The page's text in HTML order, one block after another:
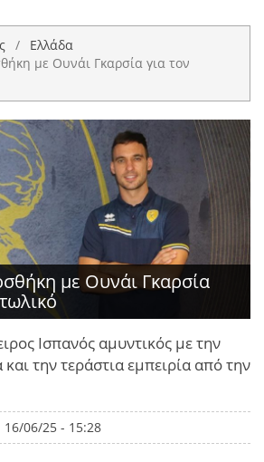
Ελλάδα
με Ουνάι Γκαρσία για τον
με Ουνάι Γκαρσία
Ισπανός αμυντικός με την
την τεράστια εμπειρία από την
16/06/25 - 15:28